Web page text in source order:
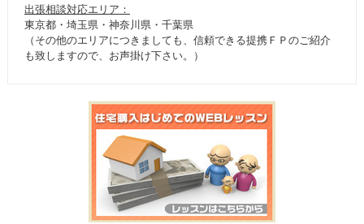
出張相談対応エリア：
東京都・埼玉県・神奈川県・千葉県
（その他のエリアにつきましても、信頼できる提携ＦＰのご紹介
も致しますので、お声掛け下さい。）